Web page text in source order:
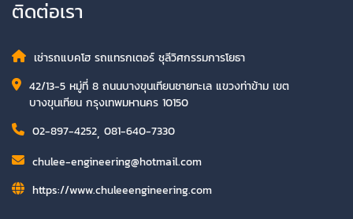
ติดต่อเรา
เช่ารถแบคโฮ รถแทรกเตอร์ ชุลีวิศกรรมการโยธา
42/13-5 หมู่ที่ 8 ถนนบางขุนเทียนชายทะเล แขวงท่าข้าม เขต
บางขุนเทียน กรุงเทพมหานคร 10150
02-897-4252, 081-640-7330
chulee-engineering@hotmail.com
https://www.chuleeengineering.com